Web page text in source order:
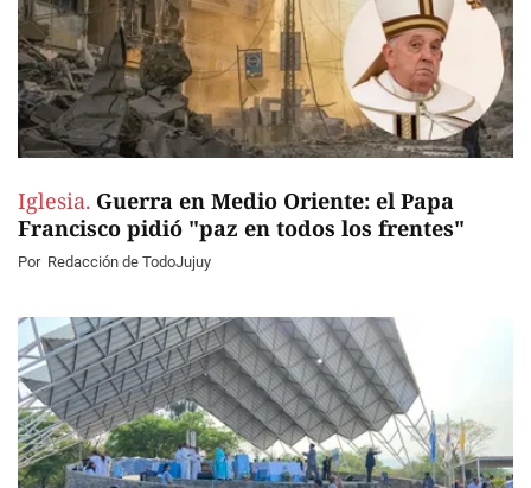
Iglesia. Guerra en Medio Oriente: el Papa
Francisco pidió "paz en todos los frentes"
Por Redacción de TodoJujuy